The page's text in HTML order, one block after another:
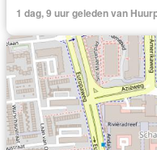
1 dag, 9 uur geleden van